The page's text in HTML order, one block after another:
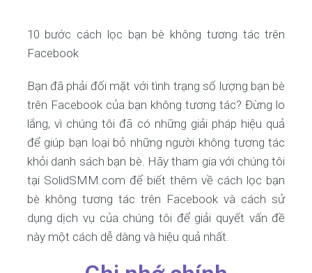
10 bước cách lọc bạn bè không tương tác trên
Facebook
Bạn đã phải đối mặt với tình trạng số lượng bạn bè
trên Facebook của bạn không tương tác? Đừng lo
lắng, vì chúng tôi đã có những giải pháp hiệu quả
để giúp bạn loại bỏ những người không tương tác
khỏi danh sách bạn bè. Hãy tham gia với chúng tôi
tại SolidSMM.com để biết thêm về cách lọc bạn
bè không tương tác trên Facebook và cách sử
dụng dịch vụ của chúng tôi để giải quyết vấn đề
này một cách dễ dàng và hiệu quả nhất.